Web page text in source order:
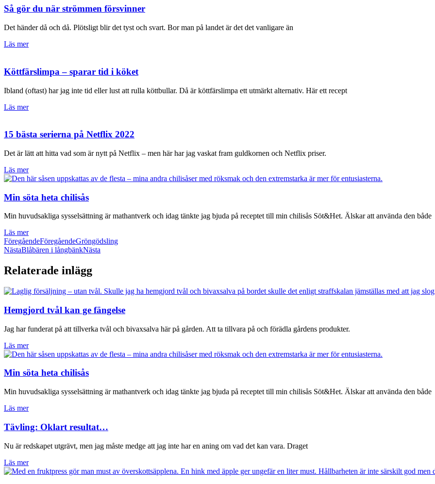
Så gör du när strömmen försvinner
Det händer då och då. Plötsligt blir det tyst och svart. Bor man på landet är det det vanligare än
Läs mer
Köttfärslimpa – sparar tid i köket
Ibland (oftast) har jag inte tid eller lust att rulla köttbullar. Då är köttfärslimpa ett utmärkt alternativ. Här ett recept
Läs mer
15 bästa serierna på Netflix 2022
Det är lätt att hitta vad som är nytt på Netflix – men här har jag vaskat fram guldkornen och Netflix priser.
Läs mer
Min söta heta chilisås
Min huvudsakliga sysselsättning är mathantverk och idag tänkte jag bjuda på receptet till min chilisås Söt&Het. Älskar att använda den både
Läs mer
FöregåendeFöregåendeGröngödsling
NästaBlåbären i långbänkNästa
Relaterade inlägg
Hemgjord tvål kan ge fängelse
Jag har funderat på att tillverka tvål och bivaxsalva här på gården. Att ta tillvara på och förädla gårdens produkter.
Läs mer
Min söta heta chilisås
Min huvudsakliga sysselsättning är mathantverk och idag tänkte jag bjuda på receptet till min chilisås Söt&Het. Älskar att använda den både
Läs mer
Tävling: Oklart resultat…
Nu är redskapet utgrävt, men jag måste medge att jag inte har en aning om vad det kan vara. Draget
Läs mer